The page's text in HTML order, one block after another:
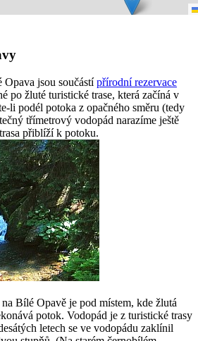
jsou součástípřírodní rezervace
po žluté turistické trase, která začíná v
li podél potoka z opačného směru (tedy
třímetrový vodopád narazíme ještě
přiblíží k potoku.
Bílé Opavě je pod místem, kde žlutá
potok. Vodopád je z turistické trasy
letech se ve vodopádu zaklínil